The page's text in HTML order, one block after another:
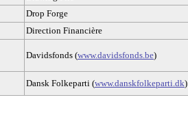
Drop Forge
Direction Financière
Davidsfonds (www.davidsfonds.be)
Dansk Folkeparti (www.danskfolkeparti.dk)